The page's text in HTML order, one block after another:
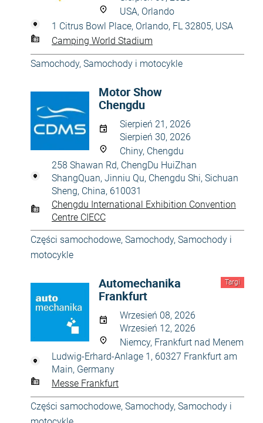
USA, Orlando
1 Citrus Bowl Place, Orlando, FL 32805, USA
Camping World Stadium
Samochody, Samochody i motocykle
Motor Show
Chengdu
Sierpień 21, 2026
Sierpień 30, 2026
Chiny, Chengdu
258 Shawan Rd, ChengDu HuiZhan
ShangQuan, Jinniu Qu, Chengdu Shi, Sichuan
Sheng, China, 610031
Chengdu International Exhibition Convention
Centre CIECC
Części samochodowe, Samochody, Samochody i
motocykle
Targi
Automechanika
Frankfurt
Wrzesień 08, 2026
Wrzesień 12, 2026
Niemcy, Frankfurt nad Menem
Ludwig-Erhard-Anlage 1, 60327 Frankfurt am
Main, Germany
Messe Frankfurt
Części samochodowe, Samochody, Samochody i